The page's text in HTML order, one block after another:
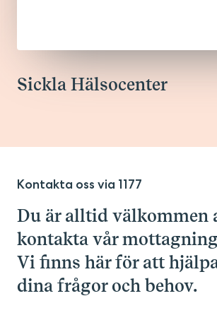
Sickla Hälsocenter
Kontakta oss via 1177
Du är alltid välkommen
kontakta vår mottagning
Vi finns här för att
dina frågor och behov.